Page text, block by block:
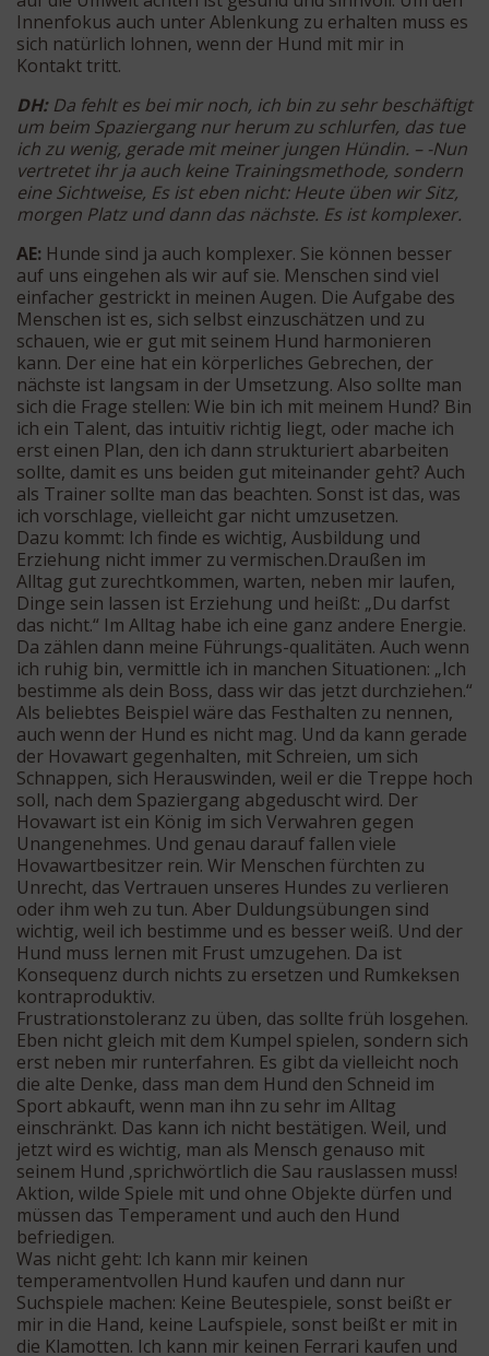
Innenfokus auch unter Ablenkung zu erhalten muss es
sich natürlich lohnen, wenn der Hund mit mir in
Kontakt tritt.
DH:Da fehlt es bei mir noch, ich bin zu sehr beschäftigt
um beim Spaziergang nur herum zu schlurfen, das tue
ich zu wenig, gerade mit meiner jungen Hündin. – -Nun
vertretet ihr ja auch keine Trainingsmethode, sondern
eine Sichtweise, Es ist eben nicht: Heute üben wir Sitz,
morgen Platz und dann das nächste. Es ist komplexer.
AE: Hunde sind ja auch komplexer. Sie können besser
auf uns eingehen als wir auf sie. Menschen sind viel
einfacher gestrickt in meinen Augen. Die Aufgabe des
Menschen ist es, sich selbst einzuschätzen und zu
schauen, wie er gut mit seinem Hund harmonieren
kann. Der eine hat ein körperliches Gebrechen, der
nächste ist langsam in der Umsetzung. Also sollte man
sich die Frage stellen: Wie bin ich mit meinem Hund? Bin
ich ein Talent, das intuitiv richtig liegt, oder mache ich
erst einen Plan, den ich dann strukturiert abarbeiten
sollte, damit es uns beiden gut miteinander geht? Auch
als Trainer sollte man das beachten. Sonst ist das, was
ich vorschlage, vielleicht gar nicht umzusetzen.
Dazu kommt: Ich finde es wichtig, Ausbildung und
Erziehung nicht immer zu vermischen.Draußen im
Alltag gut zurechtkommen, warten, neben mir laufen,
Dinge sein lassen ist Erziehung und heißt: „Du darfst
das nicht.“ Im Alltag habe ich eine ganz andere Energie.
Da zählen dann meine Führungs-qualitäten. Auch wenn
ich ruhig bin, vermittle ich in manchen Situationen: „Ich
bestimme als dein Boss, dass wir das jetzt durchziehen.“
Als beliebtes Beispiel wäre das Festhalten zu nennen,
auch wenn der Hund es nicht mag. Und da kann gerade
der Hovawart gegenhalten, mit Schreien, um sich
Schnappen, sich Herauswinden, weil er die Treppe hoch
soll, nach dem Spaziergang abgeduscht wird. Der
Hovawart ist ein König im sich Verwahren gegen
Unangenehmes. Und genau darauf fallen viele
Hovawartbesitzer rein. Wir Menschen fürchten zu
Unrecht, das Vertrauen unseres Hundes zu verlieren
oder ihm weh zu tun. Aber Duldungsübungen sind
wichtig, weil ich bestimme und es besser weiß. Und der
Hund muss lernen mit Frust umzugehen. Da ist
Konsequenz durch nichts zu ersetzen und Rumkeksen
kontraproduktiv.
Frustrationstoleranz zu üben, das sollte früh losgehen.
Eben nicht gleich mit dem Kumpel spielen, sondern sich
erst neben mir runterfahren. Es gibt da vielleicht noch
die alte Denke, dass man dem Hund den Schneid im
Sport abkauft, wenn man ihn zu sehr im Alltag
einschränkt. Das kann ich nicht bestätigen. Weil, und
jetzt wird es wichtig, man als Mensch genauso mit
seinem Hund ‚sprichwörtlich die Sau rauslassen muss!
Aktion, wilde Spiele mit und ohne Objekte dürfen und
müssen das Temperament und auch den Hund
befriedigen.
Was nicht geht: Ich kann mir keinen
temperamentvollen Hund kaufen und dann nur
Suchspiele machen: Keine Beutespiele, sonst beißt er
mir in die Hand, keine Laufspiele, sonst beißt er mit in
die Klamotten. Ich kann mir keinen Ferrari kaufen und